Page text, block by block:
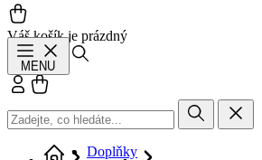
Váš košík je prázdný
MENU
Přihlásit se
Doplňky